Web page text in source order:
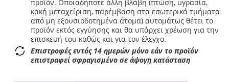
προϊόν. Οποιαδήποτε άλλη βλάβη (πτώση, υγρασία,
κακή μεταχείριση, παρέμβαση στα εσωτερικά τμήματα
από μη εξουσιοδοτημένα άτομα) αυτομάτως θέτει το
προϊόν εκτός εγγύησης και θα υπάρχει χρέωση για την
επισκευή του καθώς και για τον έλεγχο.
Επιστροφές εντός 14 ημερών μόνο εάν το προϊόν
επιστραφεί σφραγισμένο σε άψογη κατάσταση